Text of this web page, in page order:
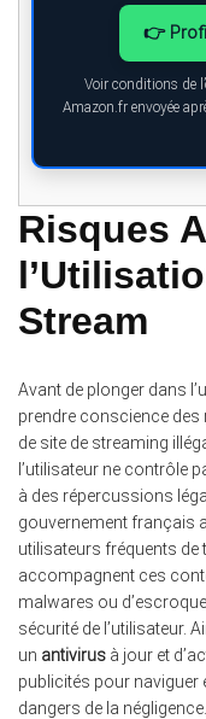
👉
Voir conditions de
Amazon.fr envoyée
Risques
Stream
Avant de plonger dans
prendre conscience des
de site de streaming
l’utilisateur ne contrôle
à des répercussions
gouvernement français
utilisateurs fréquents de
accompagnent ces
malwares ou
sécurité de l’utilisateur.
un antivirus à jour et
publicités pour naviguer
dangers de la négligence.